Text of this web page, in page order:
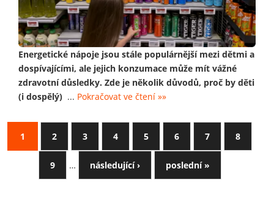
Energetické nápoje jsou stále populárnější mezi dětmi a
dospívajícími, ale jejich konzumace může mít vážné
zdravotní důsledky. Zde je několik důvodů, proč by děti
(i dospělý) ... Pokračovat ve čtení »»
1 2 3 4 5 6 7 8
9 … následující › poslední »